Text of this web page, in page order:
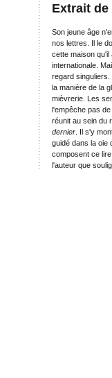
Extrait
Son jeune âge
nos lettres. Il le
cette maison
internationale.
regard
la manière de la
mièvrerie. Les
l'empêche pas
réunit au sein du
dernier . Il s'y
guidé dans la oie
composent ce
l'auteur que